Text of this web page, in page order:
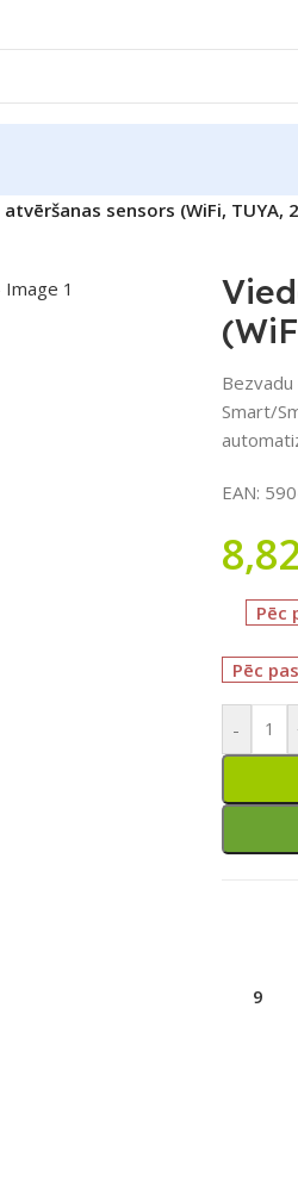
sensors (WiFi, TUYA,
Smart/
EAN:
8,82
Pēc
Pēc
-
9